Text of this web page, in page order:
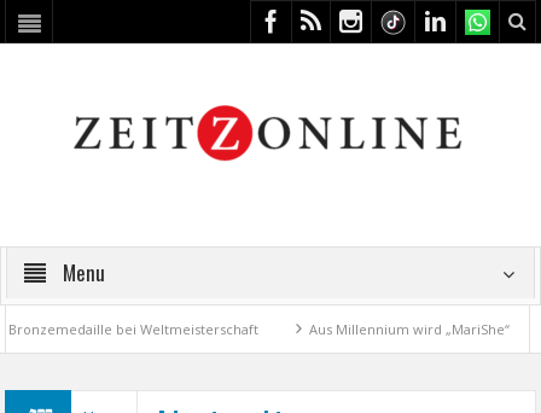
Menu
bei Weltmeisterschaft Aus Millennium wird „MariShe“